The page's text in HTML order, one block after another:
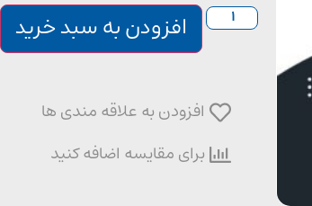
افزودن به سبد خرید
افزودن به علاقه مندی ها
برای مقایسه اضافه کنید